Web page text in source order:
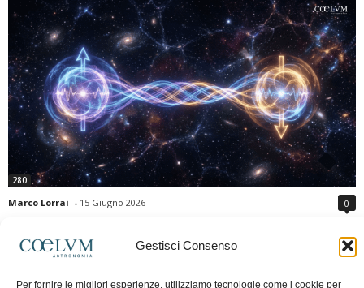
Gestisci Consenso
Per fornire le migliori esperienze, utilizziamo tecnologie come i cookie per
280
Marco Lorrai - 15 Giugno 2026 0
moderna: due particelle possono mostrare correlazioni che sembrano ignorare
la distanza che le separa. Gli esperimenti e i teoremi di Bell hanno escluso le
previsioni della meccanica quantistica. Nonostante ciò, l'entanglement non